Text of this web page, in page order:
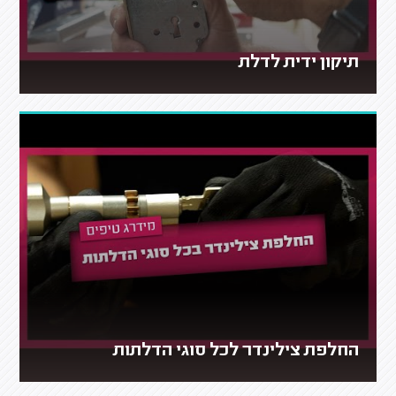
תיקון ידית לדלת
החלפת צילינדר לכל סוגי הדלתות